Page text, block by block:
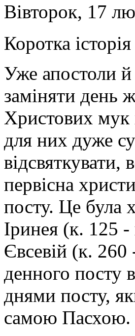
Вівторок, 17
Коротка історія
Уже апостоли
заміняти день
Христових мук
для них дуже
відсвяткувати,
первісна
посту. Це була
Іринея (к. 125
Євсевій (к.
денного посту
днями посту,
самою Пасхою.